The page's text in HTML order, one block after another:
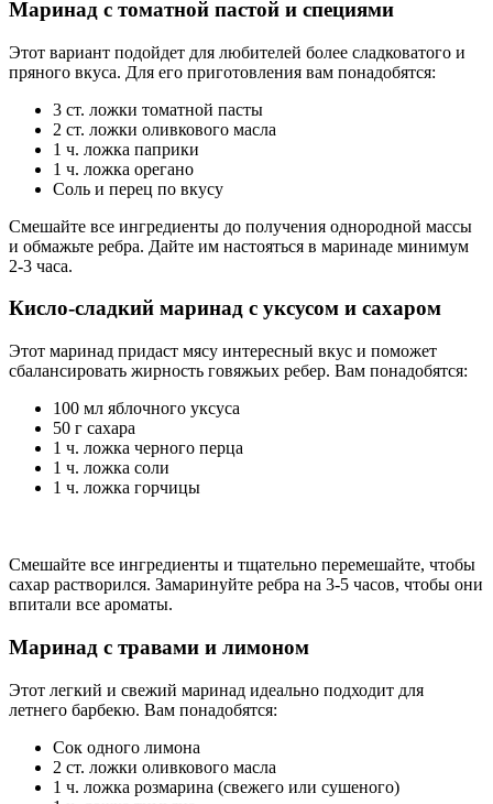
Маринад с томатной пастой и специями
Этот вариант подойдет для любителей более сладковатого и
пряного вкуса. Для его приготовления вам понадобятся:
3 ст. ложки томатной пасты
2 ст. ложки оливкового масла
1 ч. ложка паприки
1 ч. ложка орегано
Соль и перец по вкусу
Смешайте все ингредиенты до получения однородной массы
и обмажьте ребра. Дайте им настояться в маринаде минимум
2-3 часа.
Кисло-сладкий маринад с уксусом и сахаром
Этот маринад придаст мясу интересный вкус и поможет
сбалансировать жирность говяжьих ребер. Вам понадобятся:
100 мл яблочного уксуса
50 г сахара
1 ч. ложка черного перца
1 ч. ложка соли
1 ч. ложка горчицы
Смешайте все ингредиенты и тщательно перемешайте, чтобы
сахар растворился. Замаринуйте ребра на 3-5 часов, чтобы они
впитали все ароматы.
Маринад с травами и лимоном
Этот легкий и свежий маринад идеально подходит для
летнего барбекю. Вам понадобятся:
Сок одного лимона
2 ст. ложки оливкового масла
1 ч. ложка розмарина (свежего или сушеного)